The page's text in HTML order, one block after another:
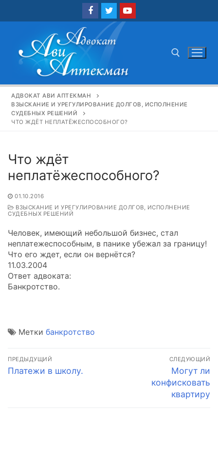
Найти:
АДВОКАТ АВИ АПТЕКМАН
ВЗЫСКАНИЕ И УРЕГУЛИРОВАНИЕ ДОЛГОВ, ИСПОЛНЕНИЕ
СУДЕБНЫХ РЕШЕНИЙ
ЧТО ЖДЁТ НЕПЛАТЁЖЕСПОСОБНОГО?
Что ждёт
неплатёжеспособного?
01.10.2016
ВЗЫСКАНИЕ И УРЕГУЛИРОВАНИЕ ДОЛГОВ, ИСПОЛНЕНИЕ
СУДЕБНЫХ РЕШЕНИЙ
Человек, имеющий небольшой бизнес, стал
неплатежеспособным, в панике убежал за границу!
Что его ждет, если он вернётся?
11.03.2004
Ответ адвоката:
Банкротство.
Метки банкротство
Навигация
по
ПРЕДЫДУЩИЙ
Предыдущая
Платежи в школу.
СЛЕДУЮЩИЙ
Следующая
запись:
Могут ли
конфисковать
квартиру